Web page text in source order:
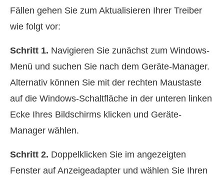
Fällen gehen Sie zum Aktualisieren Ihrer Treiber
wie folgt vor:
Schritt 1. Navigieren Sie zunächst zum Windows-
Menü und suchen Sie nach dem Geräte-Manager.
Alternativ können Sie mit der rechten Maustaste
auf die Windows-Schaltfläche in der unteren linken
Ecke Ihres Bildschirms klicken und Geräte-
Manager wählen.
Schritt 2. Doppelklicken Sie im angezeigten
Fenster auf Anzeigeadapter und wählen Sie Ihren